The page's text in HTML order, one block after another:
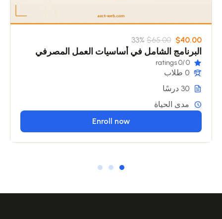
$65.00 $40.00
33%
البرنامج الشامل في أساسيات العمل المصرفي
0
/0 ratings
0 طلاب
30 درسًا
مدى الحياة
Enroll now